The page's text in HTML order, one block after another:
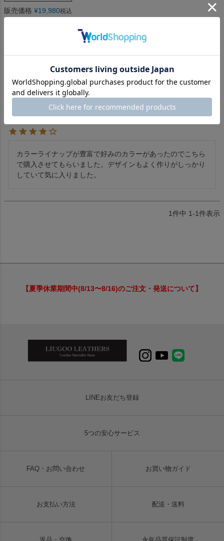
販売価格 ¥19,980税込
4.00 1
nageo 1
カラーライナップが豊富で好みのカラーがあったのでこちら
で購入させてもらいました。デザインもよく作りがしっかり
していて気に入りました。
1件中 1-1件表示
【夏季休業期間中(8/13〜8/16)のご注文・発送について】
LINEお友だち登録
5つの安心サービス
FAQ・お問い合わせ お買い物ガイド
お支払い方法 配送・送料